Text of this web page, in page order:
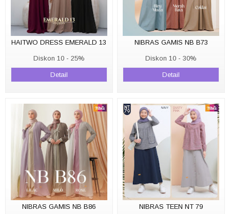
HAITWO DRESS EMERALD 13
Diskon 10 - 25%
Detail
NIBRAS GAMIS NB B73
Diskon 10 - 30%
Detail
NIBRAS GAMIS NB B86 NIBRAS TEEN NT 79